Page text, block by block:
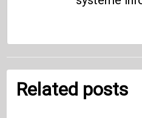
Related posts